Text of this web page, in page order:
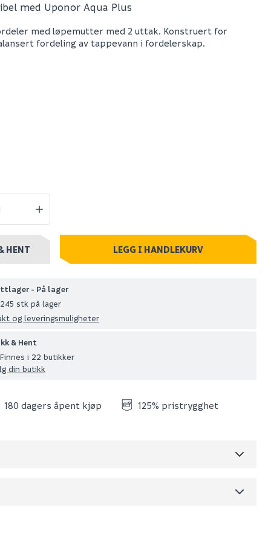
pipe
Fonta vinkelkobling
18mm x 3/4" til pex-
fordeler
med Uponor Aqua Plus
med løpemutter med 2 uttak. Konstruert for
fordeling av tappevann i fordelerskap.
HENT LEGG I HANDLEKURV
- På lager
245 stk på lager
og leveringsmuligheter
& Hent
Finnes i 22 butikker
din butikk
180 dagers åpent kjøp 125% pristrygghet